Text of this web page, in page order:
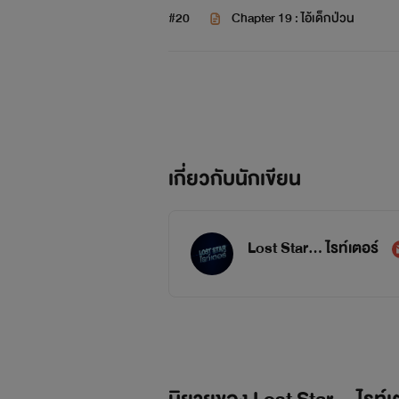
#20 Chapter 19 : ไอ้เด็กป่วน
เกี่ยวกับนักเขียน
Lost Star... ไรท์เตอร์